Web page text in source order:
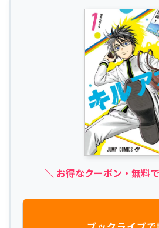
＼ お得なクーポン・無料